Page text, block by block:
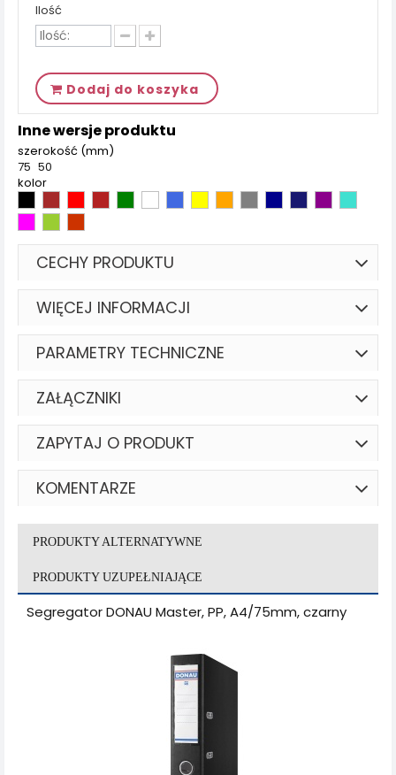
Ilość
Dodaj do koszyka
Inne wersje produktu
szerokość (mm)
75 50
kolor
CECHY PRODUKTU
WIĘCEJ INFORMACJI
PARAMETRY TECHNICZNE
ZAŁĄCZNIKI
ZAPYTAJ O PRODUKT
KOMENTARZE
PRODUKTY ALTERNATYWNE
PRODUKTY UZUPEŁNIAJĄCE
Segregator DONAU Master, PP, A4/75mm, czarny